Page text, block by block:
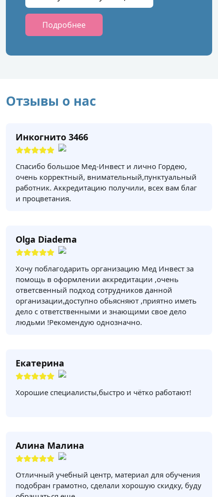
Подробнее
Отзывы о нас
Инкогнито 3466
Спасибо большое Мед-Инвест и лично Гордею,
очень корректный, внимательный,пунктуальный
работник. Аккредитацию получили, всех вам благ
и процветания.
Olga Diadema
Хочу поблагодарить организацию Мед Инвест за
помощь в оформлении аккредитации ,очень
ответсвенный подход сотрудников данной
организации,доступно обьясняют ,приятно иметь
дело с ответственными и знающими свое дело
людьми !Рекомендую однозначно.
Екатерина
Хорошие специалисты,быстро и чётко работают!
Алина Малина
Отличный учебный центр, материал для обучения
подобран грамотно, сделали хорошую скидку, буду